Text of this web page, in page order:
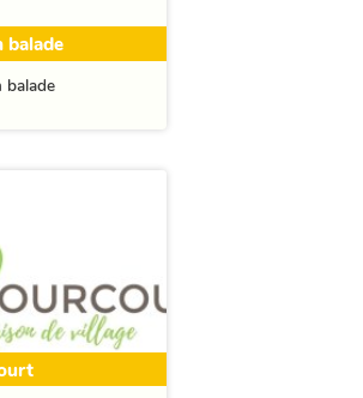
balade
balade